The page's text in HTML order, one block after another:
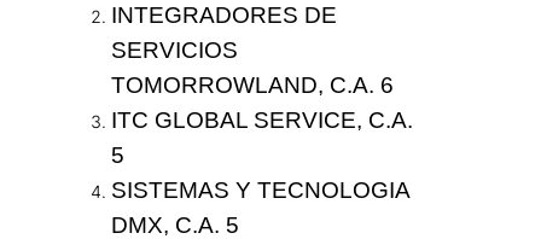
INTEGRADORES DE
SERVICIOS
TOMORROWLAND, C.A. 6
ITC GLOBAL SERVICE, C.A.
5
SISTEMAS Y TECNOLOGIA
DMX, C.A. 5